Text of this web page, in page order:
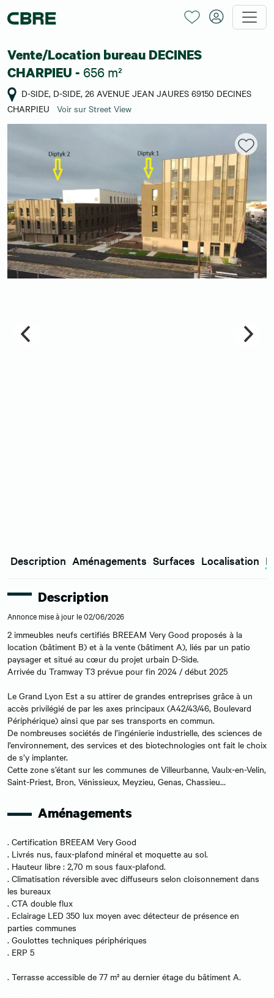
Vente/Location bureau DECINES
CHARPIEU - 656 m²
D-SIDE, D-SIDE, 26 AVENUE JEAN JAURES 69150 DECINES
CHARPIEU
Voir sur Street View
Description Aménagements Surfaces Localisation
Description
Annonce mise à jour le 02/06/2026
2 immeubles neufs certifiés BREEAM Very Good proposés à la
location (bâtiment B) et à la vente (bâtiment A), liés par un patio
paysager et situé au cœur du projet urbain D-Side.
Arrivée du Tramway T3 prévue pour fin 2024 / début 2025
Le Grand Lyon Est a su attirer de grandes entreprises grâce à un
accès privilégié de par les axes principaux (A42/43/46, Boulevard
Périphérique) ainsi que par ses transports en commun.
De nombreuses sociétés de l’ingénierie industrielle, des sciences de
l’environnement, des services et des biotechnologies ont fait le choix
de s’y implanter.
Cette zone s’étant sur les communes de Villeurbanne, Vaulx-en-Velin,
Saint-Priest, Bron, Vénissieux, Meyzieu, Genas, Chassieu…
Aménagements
. Certification BREEAM Very Good
. Livrés nus, faux-plafond minéral et moquette au sol.
. Hauteur libre : 2,70 m sous faux-plafond.
. Climatisation réversible avec diffuseurs selon cloisonnement dans
les bureaux
. CTA double flux
. Eclairage LED 350 lux moyen avec détecteur de présence en
parties communes
. Goulottes techniques périphériques
. ERP 5
. Terrasse accessible de 77 m² au dernier étage du bâtiment A.